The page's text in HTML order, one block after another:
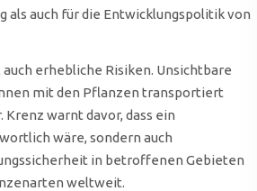
als auch für die Entwicklungspolitik von
erhebliche Risiken. Unsichtbare
mit den Pflanzen transportiert
warnt davor, dass ein
wäre, sondern auch
in betroffenen Gebieten
weltweit.